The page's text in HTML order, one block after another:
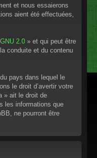
et nous essaierons
aient été effectuées,
2.0 » et qui peut être
conduite et du contenu
pays dans lequel le
le droit d’avertir votre
» ait le droit de
les informations que
ne pourront être